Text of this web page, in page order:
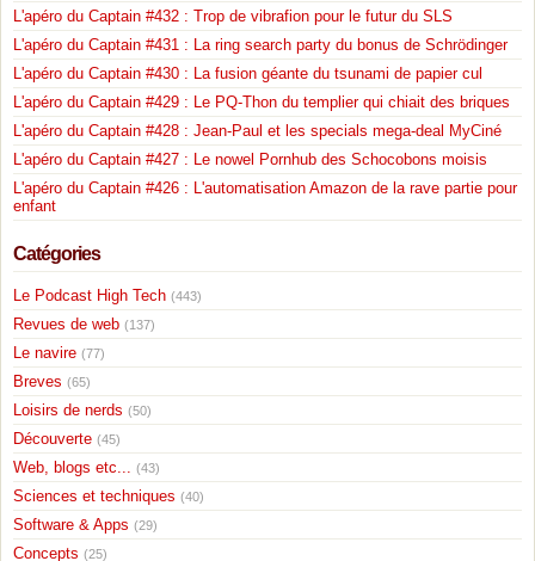
L'apéro du Captain #432 : Trop de vibrafion pour le futur du SLS
L'apéro du Captain #431 : La ring search party du bonus de Schrödinger
L'apéro du Captain #430 : La fusion géante du tsunami de papier cul
L'apéro du Captain #429 : Le PQ-Thon du templier qui chiait des briques
L'apéro du Captain #428 : Jean-Paul et les specials mega-deal MyCiné
L'apéro du Captain #427 : Le nowel Pornhub des Schocobons moisis
L'apéro du Captain #426 : L'automatisation Amazon de la rave partie pour
enfant
Catégories
Le Podcast High Tech (443)
Revues de web (137)
Le navire (77)
Breves (65)
Loisirs de nerds (50)
Découverte (45)
Web, blogs etc... (43)
Sciences et techniques (40)
Software & Apps (29)
Concepts (25)